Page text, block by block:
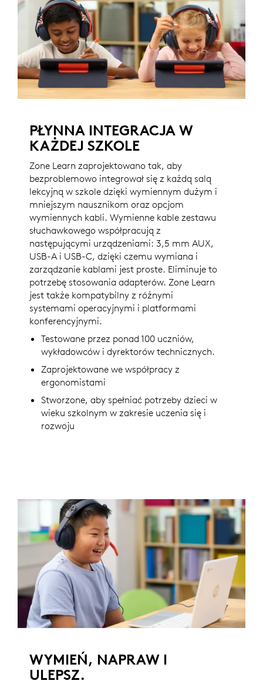
PŁYNNA INTEGRACJA W
KAŻDEJ SZKOLE
Zone Learn zaprojektowano tak, aby
bezproblemowo integrował się z każdą salą
lekcyjną w szkole dzięki wymiennym dużym i
mniejszym nausznikom oraz opcjom
wymiennych kabli. Wymienne kable zestawu
słuchawkowego współpracują z
następującymi urządzeniami: 3,5 mm AUX,
USB-A i USB-C, dzięki czemu wymiana i
zarządzanie kablami jest proste. Eliminuje to
potrzebę stosowania adapterów. Zone Learn
jest także kompatybilny z różnymi
systemami operacyjnymi i platformami
konferencyjnymi.
Testowane przez ponad 100 uczniów,
wykładowców i dyrektorów technicznych.
Zaprojektowane we współpracy z
ergonomistami
Stworzone, aby spełniać potrzeby dzieci w
wieku szkolnym w zakresie uczenia się i
rozwoju
WYMIEŃ, NAPRAW I
ULEPSZ.